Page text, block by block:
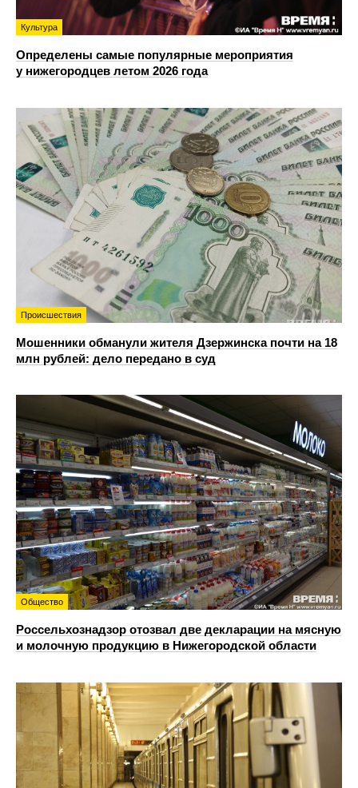
Культура
Определены самые популярные мероприятия
у нижегородцев летом 2026 года
Происшествия
Мошенники обманули жителя Дзержинска почти на 18
млн рублей: дело передано в суд
Общество
Россельхознадзор отозвал две декларации на мясную
и молочную продукцию в Нижегородской области